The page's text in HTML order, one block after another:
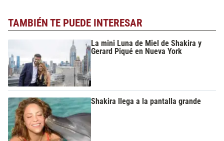
TAMBIÉN TE PUEDE INTERESAR
La mini Luna de Miel de Shakira y
Gerard Piqué en Nueva York
Shakira llega a la pantalla grande